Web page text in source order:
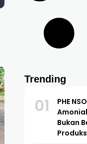
Trending
01
PHE
Bukan